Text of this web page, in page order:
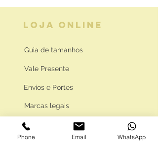
LOJA ONLINE
Guia de tamanhos
Vale Presente
Envios e Portes
Marcas legais
Programa Fidelidade
Phone Email WhatsApp